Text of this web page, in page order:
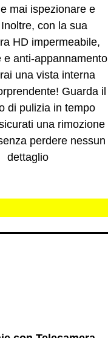
mai ispezionare e
con la sua
HD impermeabile,
e anti-appannamento
una vista interna
Guarda il
di pulizia in tempo
una rimozione
perdere nessun
dettaglio